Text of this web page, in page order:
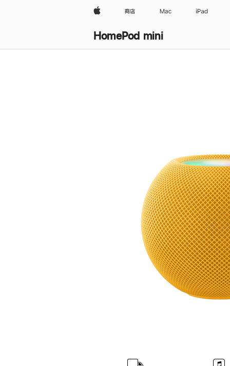
Apple 商店 Mac iPad
HomePod mini